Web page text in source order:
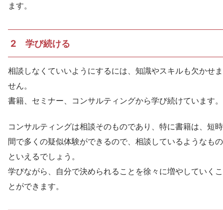
ます。
2 学び続ける
相談しなくていいようにするには、知識やスキルも欠かせま
せん。
書籍、セミナー、コンサルティングから学び続けています。
コンサルティングは相談そのものであり、特に書籍は、短時
間で多くの疑似体験ができるので、相談しているようなもの
といえるでしょう。
学びながら、自分で決められることを徐々に増やしていくこ
とができます。